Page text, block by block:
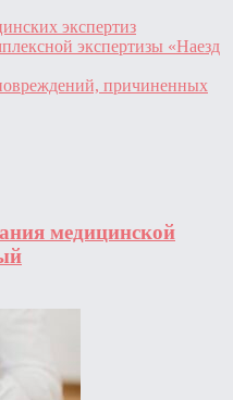
экспертиз
экспертизы «Наезд
причиненных
медицинской